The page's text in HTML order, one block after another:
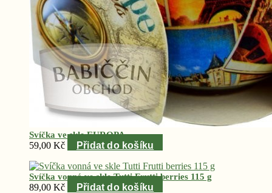
Svíčka ve skle EUROPA
59,00 Kč Přidat do košíku
Svíčka vonná ve skle Tutti Frutti berries 115 g
89,00 Kč Přidat do košíku